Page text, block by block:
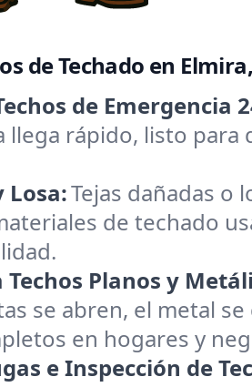
de Techado en
de Emergencia
llega rápido, listo
Losa:Tejas dañadas o
de techado
Planos y
se abren, el metal
en hogares y
e Inspección de